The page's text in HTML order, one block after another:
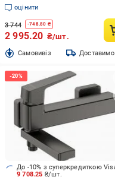
оцінити
3 744 -748.80 ₴
2 995.20 ₴/шт.
Cамовивіз Доставимо
9 708.25 ₴/шт.